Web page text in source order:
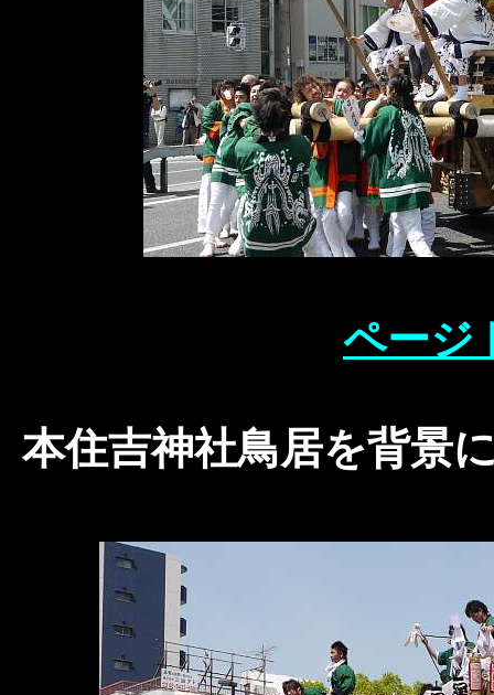
ページ
本住吉神社鳥居を背景